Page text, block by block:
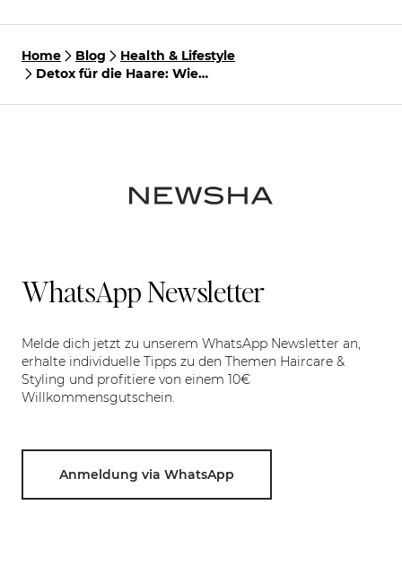
Home Blog
Health & Lifestyle
Detox für die Haare: Wie
Haare von innen und
WhatsApp Newsletter
Melde dich jetzt zu unserem WhatsApp Newsletter an,
erhalte individuelle Tipps zu den Themen Haircare &
Styling und profitiere von einem 10€
Willkommensgutschein.
Anmeldung via WhatsApp